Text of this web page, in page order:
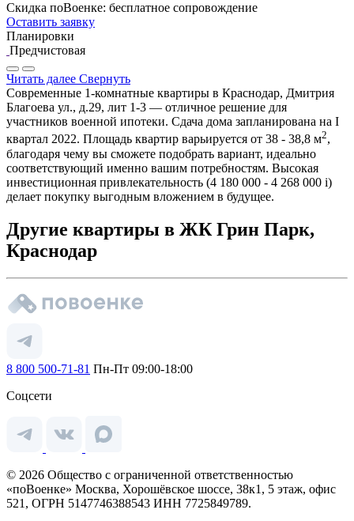
Скидка поВоенке: бесплатное сопровождение
Оставить заявку
Планировки
Предчистовая
Читать далее Свернуть
Современные 1-комнатные квартиры в Краснодар, Дмитрия
Благоева ул., д.29, лит 1-3 — отличное решение для
участников военной ипотеки. Сдача дома запланирована на I
квартал 2022. Площадь квартир варьируется от 38 - 38,8 м2,
благодаря чему вы сможете подобрать вариант, идеально
соответствующий именно вашим потребностям. Высокая
инвестиционная привлекательность (4 180 000 - 4 268 000 i)
делает покупку выгодным вложением в будущее.
Другие квартиры в ЖК Грин Парк,
Краснодар
8 800 500-71-81 Пн-Пт 09:00-18:00
Соцсети
© 2026 Общество с ограниченной ответственностью
«поВоенке» Москва, Хорошёвское шоссе, 38к1, 5 этаж, офис
521, ОГРН 5147746388543 ИНН 7725849789.